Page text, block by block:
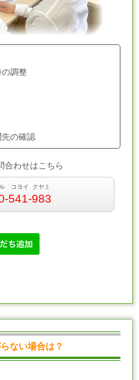
の調整
の確認
合わせはこちら
コヨイ クヤミ
541-983
ない場合は？